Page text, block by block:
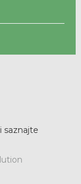
i saznajte